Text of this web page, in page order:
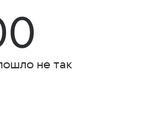
не так